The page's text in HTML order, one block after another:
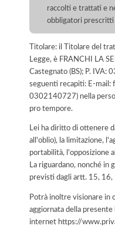
raccolti e trattati e
obbligatori prescritti
Titolare: il Titolare del
Legge, è FRANCHI LA
Castegnato (BS); P. IVA:
seguenti recapiti: E-mail:
0302140727) nella
pro tempore.
Lei ha diritto di ottenere
all'oblio), la limitazione,
portabilità, l'opposizione
La riguardano, nonché
previsti dagli artt. 15,
Potrà inoltre visionare in
aggiornata della
internet https://